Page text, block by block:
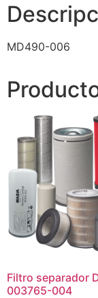
MD490-006
Filtro separador
003765-004